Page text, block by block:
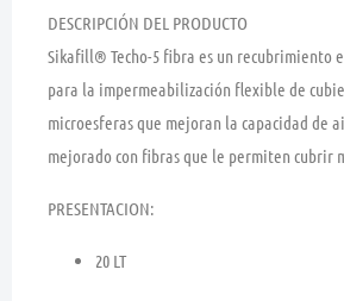
DESCRIPCIÓN DEL PRODUCTO
Sikafill® Techo-5 fibra es un recubrimiento
para la impermeabilización flexible de
microesferas que mejoran la capacidad de
mejorado con fibras que le permiten cubrir
PRESENTACION:
20 LT